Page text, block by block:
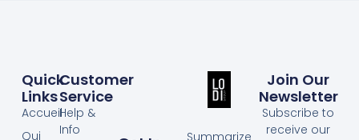
Summarize
Customer
Service
Help &
Info
Quick
Links
Accueil
Qui
Join Our
Newsletter
Subscribe to
receive our